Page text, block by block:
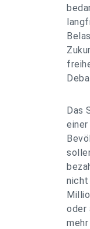
Das
nicht
oder